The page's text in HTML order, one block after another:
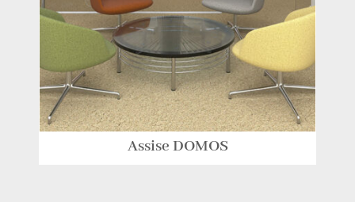
Assise DOMOS